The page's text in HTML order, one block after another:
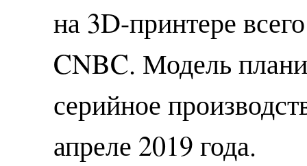
на 3D-принтере
CNBC. Модель
серийное
апреле 2019 года.